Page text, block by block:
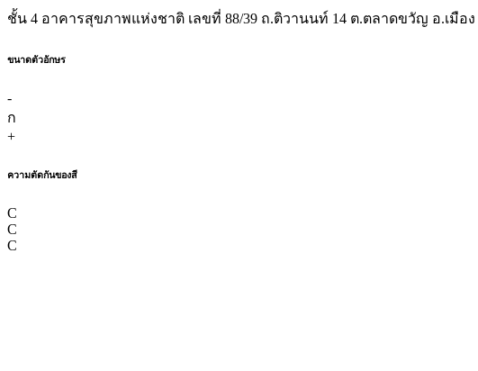
ชั้น 4 อาคารสุขภาพแห่งชาติ เลขที่ 88/39 ถ.ติวานนท์ 14 ต.ตลาดขวัญ อ.เมือง
ขนาดตัวอักษร
-
ก
+
ความตัดกันของสี
C
C
C